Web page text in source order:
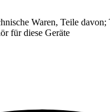
Waren, Teile
für diese Geräte